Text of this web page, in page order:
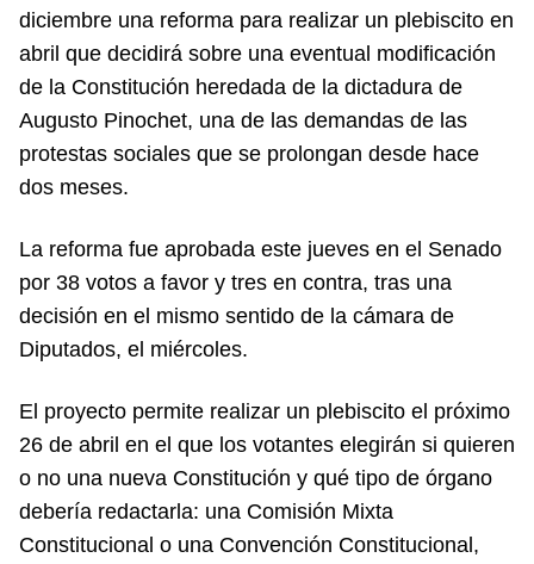
diciembre una reforma para realizar un plebiscito en
abril que decidirá sobre una eventual modificación
de la Constitución heredada de la dictadura de
Augusto Pinochet, una de las demandas de las
protestas sociales que se prolongan desde hace
dos meses.
La reforma fue aprobada este jueves en el Senado
por 38 votos a favor y tres en contra, tras una
decisión en el mismo sentido de la cámara de
Diputados, el miércoles.
El proyecto permite realizar un plebiscito el próximo
26 de abril en el que los votantes elegirán si quieren
o no una nueva Constitución y qué tipo de órgano
debería redactarla: una Comisión Mixta
Constitucional o una Convención Constitucional,